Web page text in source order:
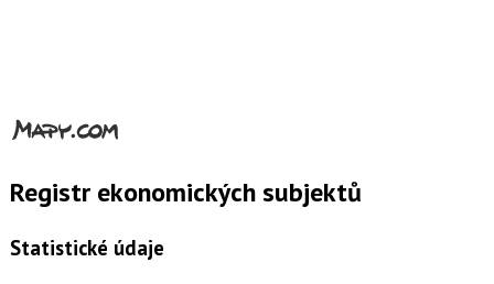
Registr ekonomických subjektů
Statistické údaje